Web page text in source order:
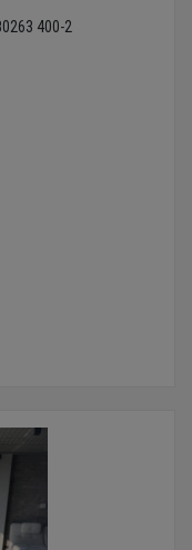
400-2